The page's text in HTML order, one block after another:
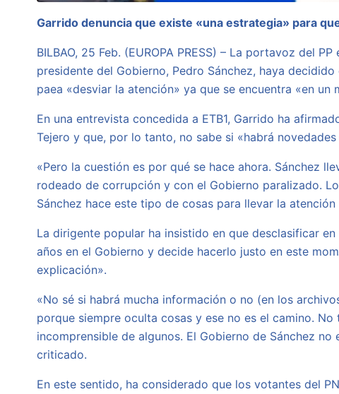
Garrido denuncia que existe «una estrategia» para
BILBAO, 25 Feb. (EUROPA PRESS) – La portavoz del
presidente del Gobierno, Pedro Sánchez, haya
paea «desviar la atención» ya que se encuentra «en un
En una entrevista concedida a ETB1, Garrido ha
Tejero y que, por lo tanto, no sabe si «habrá
«Pero la cuestión es por qué se hace ahora. Sánchez
rodeado de corrupción y con el Gobierno paralizado.
Sánchez hace este tipo de cosas para llevar la
La dirigente popular ha insistido en que desclasificar
años en el Gobierno y decide hacerlo justo en este
explicación».
«No sé si habrá mucha información o no (en los
porque siempre oculta cosas y ese no es el camino.
incomprensible de algunos. El Gobierno de Sánchez
criticado.
En este sentido, ha considerado que los votantes del